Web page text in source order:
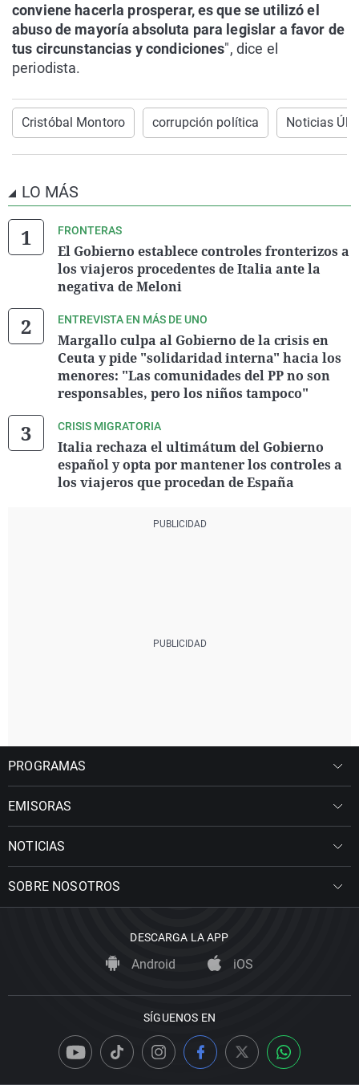
conviene hacerla prosperar, es que se utilizó el
abuso de mayoría absoluta para legislar a favor de
tus circunstancias y condiciones", dice el
periodista.
Cristóbal Montoro corrupción política Noticias
LO MÁS
FRONTERAS
El Gobierno establece controles fronterizos a
los viajeros procedentes de Italia ante la
negativa de Meloni
ENTREVISTA EN MÁS DE UNO
Margallo culpa al Gobierno de la crisis en
Ceuta y pide "solidaridad interna" hacia los
menores: "Las comunidades del PP no son
responsables, pero los niños tampoco"
CRISIS MIGRATORIA
Italia rechaza el ultimátum del Gobierno
español y opta por mantener los controles a
los viajeros que procedan de España
PROGRAMAS
EMISORAS
NOTICIAS
SOBRE NOSOTROS
DESCARGA LA APP
Android iOS
SÍGUENOS EN